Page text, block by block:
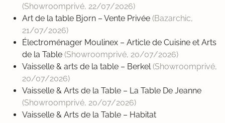
(Showroomprivé, 22/07/2026)
Art de la table Bjorn – Vente Privée (Bazarchic,
21/07/2026)
Électroménager Moulinex – Article de Cuisine et Arts
de la Table (Showroomprivé, 20/07/2026)
Vaisselle & arts de la table – Berkel(Showroomprivé,
20/07/2026)
Vaisselle & Arts de la Table – La Table De Jeanne
(Showroomprivé, 20/07/2026)
Vaisselle & Arts de la Table – Habitat